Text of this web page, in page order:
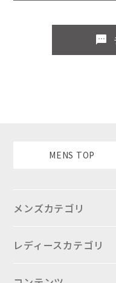
sms
MENS TOP
メンズカテゴリ
レディースカテゴリ